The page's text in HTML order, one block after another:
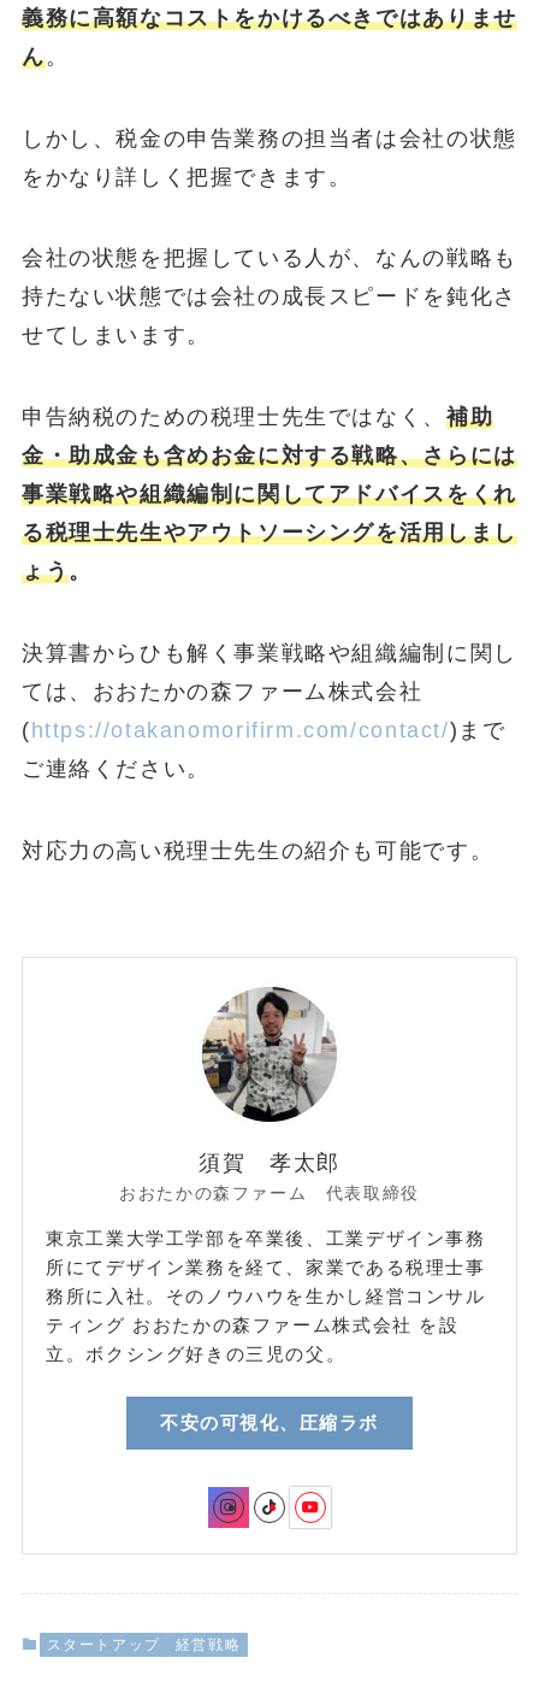
義務に高額なコストをかけるべきではありませ
ん。
しかし、税金の申告業務の担当者は会社の状態
をかなり詳しく把握できます。
会社の状態を把握している人が、なんの戦略も
持たない状態では会社の成長スピードを鈍化さ
せてしまいます。
申告納税のための税理士先生ではなく、 補助
金・助成金も含めお金に対する戦略、さらには
事業戦略や組織編制に関してアドバイスをくれ
る税理士先生やアウトソーシングを活用しまし
ょう。
決算書からひも解く事業戦略や組織編制に関し
ては、おおたかの森ファーム株式会社
( https://otakanomorifirm.com/contact/)まで
ご連絡ください。
対応力の高い税理士先生の紹介も可能です。
須賀 孝太郎
おおたかの森ファーム 代表取締役
東京工業大学工学部を卒業後、工業デザイン事務
所にてデザイン業務を経て、家業である税理士事
務所に入社。そのノウハウを生かし経営コンサル
ティング おおたかの森ファーム株式会社 を設
立。ボクシング好きの三児の父。
不安の可視化、圧縮ラボ
スタートアップ 経営戦略